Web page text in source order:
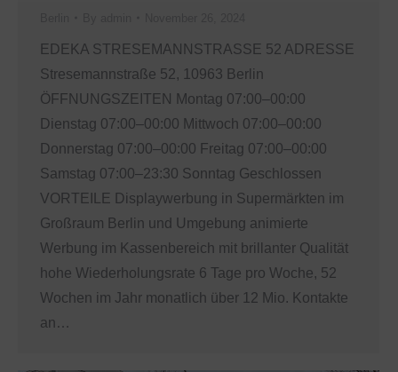
EDEKA STRESEMANNSTRASSE 52 ADRESSE
Stresemannstraße 52, 10963 Berlin
ÖFFNUNGSZEITEN Montag 07:00–00:00
Dienstag 07:00–00:00 Mittwoch 07:00–00:00
Donnerstag 07:00–00:00 Freitag 07:00–00:00
Samstag 07:00–23:30 Sonntag Geschlossen
VORTEILE Displaywerbung in Supermärkten im
Großraum Berlin und Umgebung animierte
Werbung im Kassenbereich mit brillanter Qualität
hohe Wiederholungsrate 6 Tage pro Woche, 52
Wochen im Jahr monatlich über 12 Mio. Kontakte
an…